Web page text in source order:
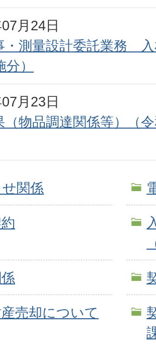
月24日
・測量設計委託業務
）
月23日
（物品調達関係等）（
関係
売却について